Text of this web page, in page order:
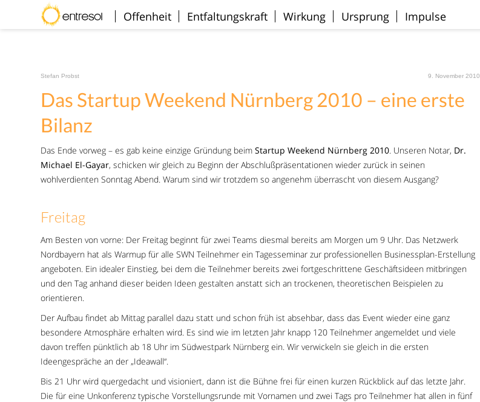
Willkommen
Offenheit Entfaltungskraft Wirkung Ursprung Impulse
Stefan Probst 9. November 2010
Das Startup Weekend Nürnberg 2010 – eine erste
Bilanz
Das Ende vorweg – es gab keine einzige Gründung beimStartup Weekend Nürnberg 2010. Unseren Notar, Dr.
Michael El-Gayar, schicken wir gleich zu Beginn der Abschlußpräsentationen wieder zurück in seinen
wohlverdienten Sonntag Abend. Warum sind wir trotzdem so angenehm überrascht von diesem Ausgang?
Freitag
Am Besten von vorne: Der Freitag beginnt für zwei Teams diesmal bereits am Morgen um 9 Uhr. Das Netzwerk
Nordbayern hat als Warmup für alle SWN Teilnehmer ein Tagesseminar zur professionellen Businessplan-Erstellung
angeboten. Ein idealer Einstieg, bei dem die Teilnehmer bereits zwei fortgeschrittene Geschäftsideen mitbringen
und den Tag anhand dieser beiden Ideen gestalten anstatt sich an trockenen, theoretischen Beispielen zu
orientieren.
Der Aufbau findet ab Mittag parallel dazu statt und schon früh ist absehbar, dass das Event wieder eine ganz
besondere Atmosphäre erhalten wird. Es sind wie im letzten Jahr knapp 120 Teilnehmer angemeldet und viele
davon treffen pünktlich ab 18 Uhr im Südwestpark Nürnberg ein. Wir verwickeln sie gleich in die ersten
Ideengespräche an der „Ideawall“.
Bis 21 Uhr wird quergedacht und visioniert, dann ist die Bühne frei für einen kurzen Rückblick auf das letzte Jahr.
Die für eine Unkonferenz typische Vorstellungsrunde mit Vornamen und zwei Tags pro Teilnehmer hat allen in fünf